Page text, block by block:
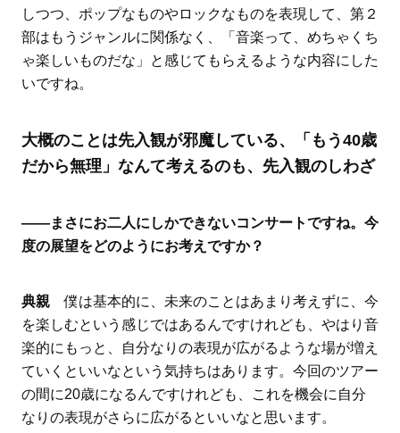
しつつ、ポップなものやロックなものを表現して、第２
部はもうジャンルに関係なく、「音楽って、めちゃくち
ゃ楽しいものだな」と感じてもらえるような内容にした
いですね。
大概のことは先入観が邪魔している、「もう40歳
だから無理」なんて考えるのも、先入観のしわざ
――まさにお二人にしかできないコンサートですね。今
度の展望をどのようにお考えですか？
典親僕は基本的に、未来のことはあまり考えずに、今
を楽しむという感じではあるんですけれども、やはり音
楽的にもっと、自分なりの表現が広がるような場が増え
ていくといいなという気持ちはあります。今回のツアー
の間に20歳になるんですけれども、これを機会に自分
なりの表現がさらに広がるといいなと思います。